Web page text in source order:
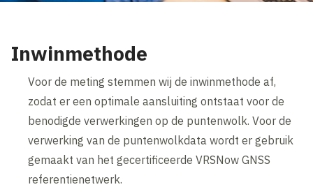
Inwinmethode
Voor de meting stemmen wij de inwinmethode af,
zodat er een optimale aansluiting ontstaat voor de
benodigde verwerkingen op de puntenwolk. Voor de
verwerking van de puntenwolkdata wordt er gebruik
gemaakt van het gecertificeerde VRSNow GNSS
referentienetwerk.